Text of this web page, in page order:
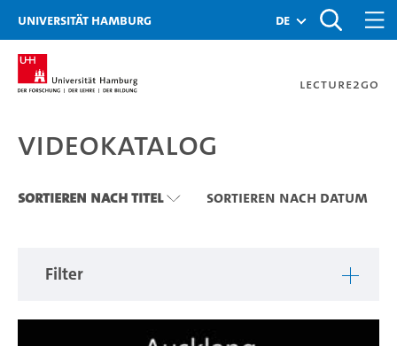
Zu den Filtern
Zur Metanavigation
Zur Hauptnavigation
Zur Suche
Zum Inhalt
Zum Seitenfuss
Universität Hamburg de
Lecture2Go
Videokatalog
Videokatalog
Sortieren nach Titel Sortieren nach Datum
Filter